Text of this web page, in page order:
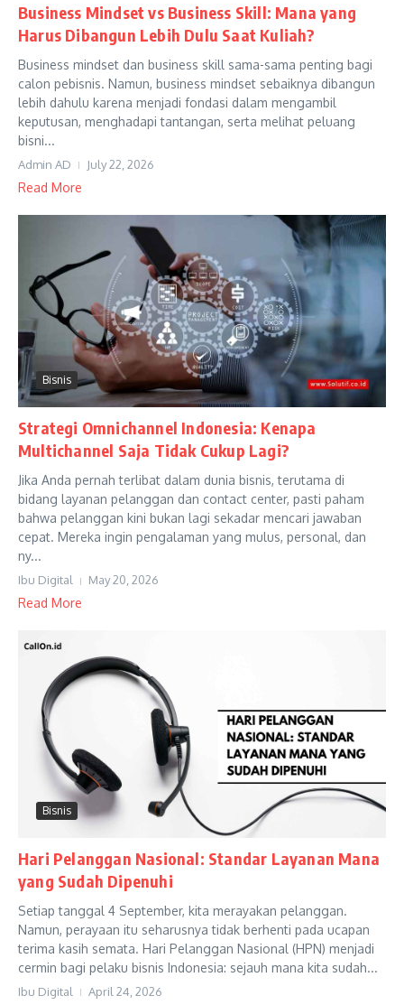
Business Mindset vs Business Skill: Mana yang
Harus Dibangun Lebih Dulu Saat Kuliah?
Business mindset dan business skill sama-sama penting bagi
calon pebisnis. Namun, business mindset sebaiknya dibangun
lebih dahulu karena menjadi fondasi dalam mengambil
keputusan, menghadapi tantangan, serta melihat peluang
bisni...
Admin AD July 22, 2026
Read More
Bisnis
Strategi Omnichannel Indonesia: Kenapa
Multichannel Saja Tidak Cukup Lagi?
Jika Anda pernah terlibat dalam dunia bisnis, terutama di
bidang layanan pelanggan dan contact center, pasti paham
bahwa pelanggan kini bukan lagi sekadar mencari jawaban
cepat. Mereka ingin pengalaman yang mulus, personal, dan
ny...
Ibu Digital May 20, 2026
Read More
Bisnis
Hari Pelanggan Nasional: Standar Layanan Mana
yang Sudah Dipenuhi
Setiap tanggal 4 September, kita merayakan pelanggan.
Namun, perayaan itu seharusnya tidak berhenti pada ucapan
terima kasih semata. Hari Pelanggan Nasional (HPN) menjadi
cermin bagi pelaku bisnis Indonesia: sejauh mana kita sudah...
Ibu Digital April 24, 2026